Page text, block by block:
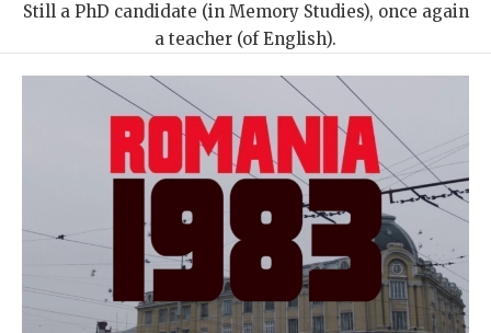
Still a PhD candidate (in Memory Studies), once again
a teacher (of English).